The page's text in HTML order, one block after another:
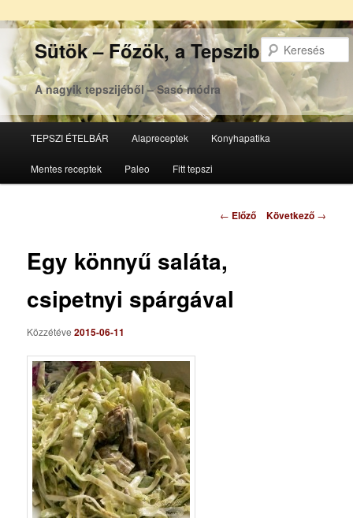
Sütök – Főzök, a Tepsziből
A nagyik tepszijéből – Sasó módra
Tovább
az
Tovább
a
TEPSZI ÉTELBÁR Alapreceptek Konyhapatika
Mentes receptek Paleo Fitt tepszi
Bejegyzés
← Előző Következő →
Egy könnyű saláta,
csipetnyi spárgával
Közzétéve2015-06-11